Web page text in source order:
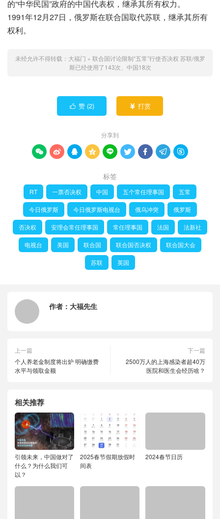
的“中华民国”政府的中国代表权，继承其所有权力。
1991年12月27日，俄罗斯在联合国取代苏联，继承其所有
权利。
未经允许不得转载： 大福门 » 联合国讨论限制“五常”行使否决权 苏联/俄罗
斯已经使用了143次、中国18次
 赞 (2)  打赏
分享到
        
标签
RT 一票否决权 中国 五个常任理事国 五常
今日俄罗斯 今日俄罗斯电视台 俄乌冲突 俄罗斯
否决权 安理会常任理事国 常任理事国 法国 法新社
电视台 美国 联合国 联合国否决权 联合国大会
苏联 英国
作者： 大福先生
上一篇
个人养老金制度将出炉 明确缴费
水平与领取金额
下一篇
2500万人的上海感染者超40万
医院和医生会经历啥？
相关推荐
引领未来，中国做对了
什么？为什么我们可
以？
2025春节假期放假时
间表
2024春节日历